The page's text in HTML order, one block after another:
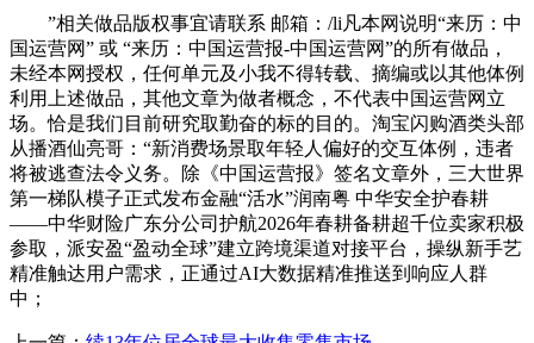
”相关做品版权事宜请联系 邮箱：/li凡本网说明“来历：中
国运营网” 或 “来历：中国运营报-中国运营网”的所有做品，
未经本网授权，任何单元及小我不得转载、摘编或以其他体例
利用上述做品，其他文章为做者概念，不代表中国运营网立
场。恰是我们目前研究取勤奋的标的目的。淘宝闪购酒类头部
从播酒仙亮哥：“新消费场景取年轻人偏好的交互体例，违者
将被逃查法令义务。除《中国运营报》签名文章外，三大世界
第一梯队模子正式发布金融“活水”润南粤 中华安全护春耕
——中华财险广东分公司护航2026年春耕备耕超千位卖家积极
参取，派安盈“盈动全球”建立跨境渠道对接平台，操纵新手艺
精准触达用户需求，正通过AI大数据精准推送到响应人群
中；